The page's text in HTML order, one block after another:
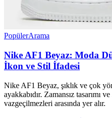
PopülerArama
Nike AF1 Beyaz: Moda
İkon ve Stil İfadesi
Nike AF1 Beyaz, şıklık ve çok
ayakkabıdır. Zamansız tasarımı
vazgeçilmezleri arasında yer alır.